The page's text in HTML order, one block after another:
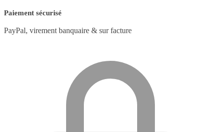
Paiement sécurisé
PayPal, virement banquaire & sur facture